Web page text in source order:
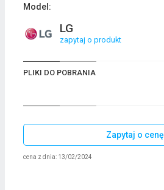
Model:
LG
zapytaj o produkt
PLIKI DO POBRANIA
Zapytaj o cenę
cena z dnia: 13/02/2024